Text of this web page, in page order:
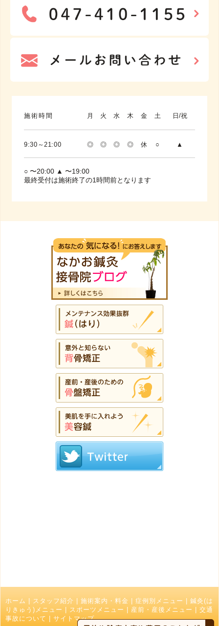
施術時間 月 火 水 木 金 土 日/祝
9:30～21:00 ◎ ◎ ◎ ◎ 休 ○ ▲
○ 〜20:00 ▲ 〜19:00
最終受付は施術終了の1時間前となります
ホーム スタッフ紹介 施術案内・料金 症例別メニュー
鍼灸(は
りきゅう)メニュー
スポーツメニュー 産前・産後メニュー
交通
事故について
サイトマップ